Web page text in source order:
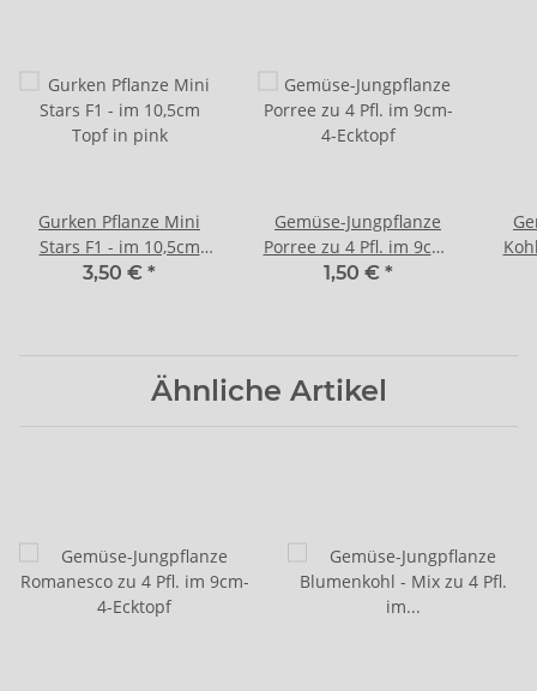
Gurken Pflanze Mini
Stars F1 - im 10,5cm
Topf in pink
3,50 € *
Gemüse-Jungpflanze
Porree zu 4 Pfl. im 9cm-
4-Ecktopf
1,50 € *
Ähnliche Artikel